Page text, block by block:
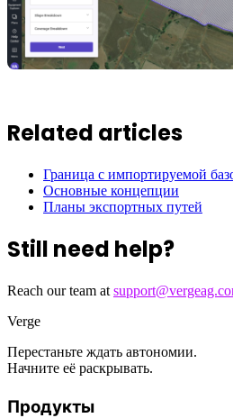
Related articles
Граница с импортируемой
Основные концепции
Планы экспортных путей
Still need help?
Reach our team at
Verge
Перестаньте ждать автономии.
Начните её раскрывать.
Продукты